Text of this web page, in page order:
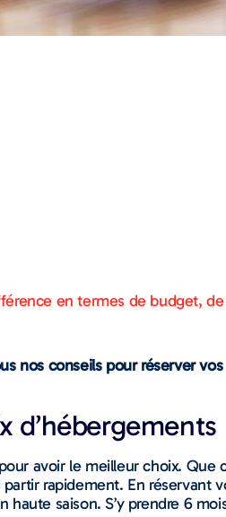
en termes de budget,
nos conseils pour réserver vos
d’hébergements
avoir le meilleur choix. Que
rapidement. En réservant
saison. S’y prendre 6